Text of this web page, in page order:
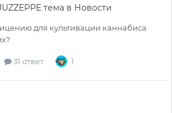
тема в Новости
для культивации каннабиса
31 ответ 1